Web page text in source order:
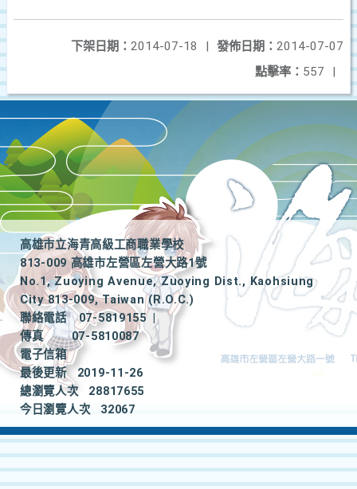
發佈日期： 2014-07-07
下架日期： 2014-07-18
|
點擊率： 557 |
高雄市立海青高級工商職業學校
813-009 高雄市左營區左營大路1號
No.1, Zuoying Avenue, Zuoying Dist., Kaohsiung
City 813-009, Taiwan (R.O.C.)
聯絡電話
07-5819155
|
傳真
07-5810087
電子信箱
最後更新
2019-11-26
總瀏覽人次
28817655
今日瀏覽人次
32067